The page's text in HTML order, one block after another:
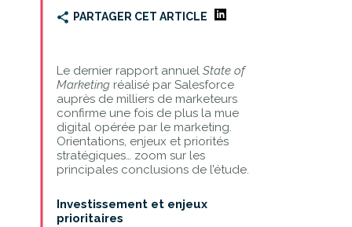
PARTAGER CET ARTICLE
Le dernier rapport annuel State of
Marketingréalisé par Salesforce
auprès de milliers de marketeurs
confirme une fois de plus la mue
digital opérée par le marketing.
Orientations, enjeux et priorités
stratégiques… zoom sur les
principales conclusions de l’étude.
Investissement et enjeux
prioritaires